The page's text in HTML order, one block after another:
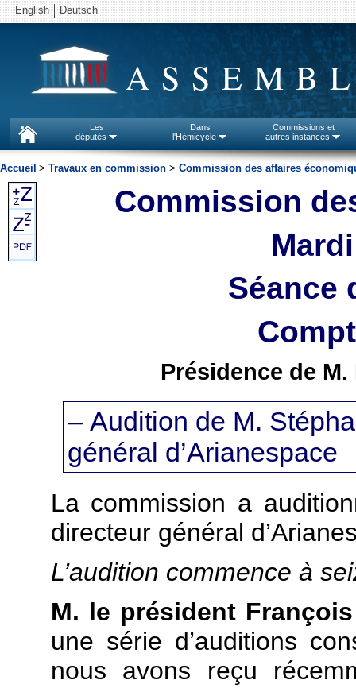
English Deutsch
Les
députés
Dans
l'Hémicycle
Commissions et
autres instances
Accueil > Travaux en commission > Commission des affaires
Commission
Séance
Présidence de
– Audition de M.
général d’Arianespace
La commission a
directeur général
L’audition commence à
M. le président
une série d’auditions
nous avons reçu